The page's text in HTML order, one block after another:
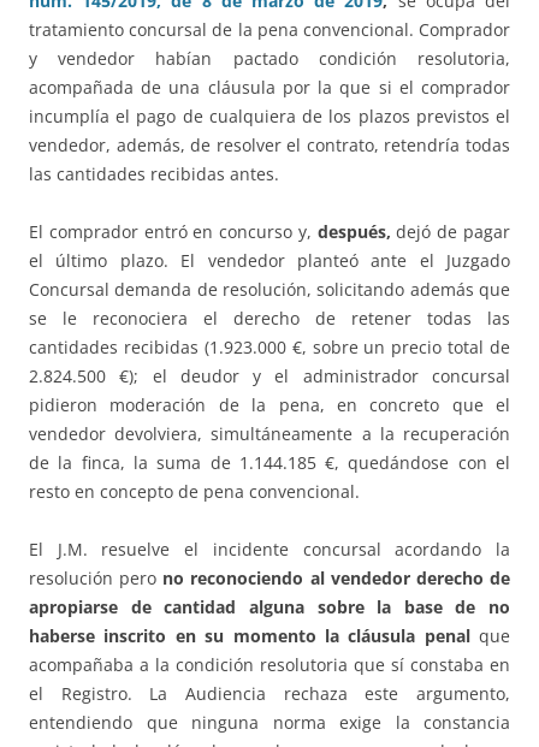
tratamiento concursal de la pena convencional. Comprador
y vendedor habían pactado condición resolutoria,
acompañada de una cláusula por la que si el comprador
incumplía el pago de cualquiera de los plazos previstos el
vendedor, además, de resolver el contrato, retendría todas
las cantidades recibidas antes.
El comprador entró en concurso y, después, dejó de pagar
el último plazo. El vendedor planteó ante el Juzgado
Concursal demanda de resolución, solicitando además que
se le reconociera el derecho de retener todas las
cantidades recibidas (1.923.000 €, sobre un precio total de
2.824.500 €); el deudor y el administrador concursal
pidieron moderación de la pena, en concreto que el
vendedor devolviera, simultáneamente a la recuperación
de la finca, la suma de 1.144.185 €, quedándose con el
resto en concepto de pena convencional.
El J.M. resuelve el incidente concursal acordando la
resolución pero no reconociendo al vendedor derecho de
apropiarse de cantidad alguna sobre la base de no
haberse inscrito en su momento la cláusula penalque
acompañaba a la condición resolutoria que sí constaba en
el Registro. La Audiencia rechaza este argumento,
entendiendo que ninguna norma exige la constancia